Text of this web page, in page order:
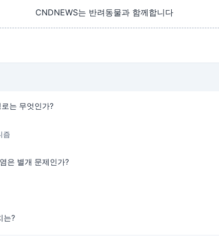
CNDNEWS는 반려동물과 함께합니다
는 무엇인가?
즘
은 별개 문제인가?
는?